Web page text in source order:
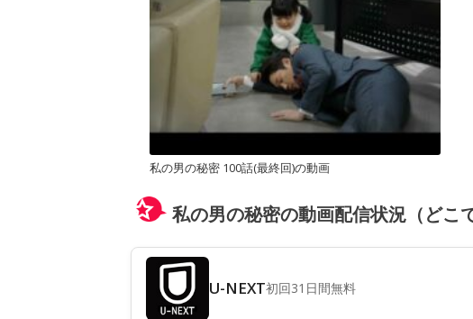
私の男の秘密 100話(最終回)の動画
私の男の秘密の動画配信状況（どこ
U-NEXT初回31日間無料